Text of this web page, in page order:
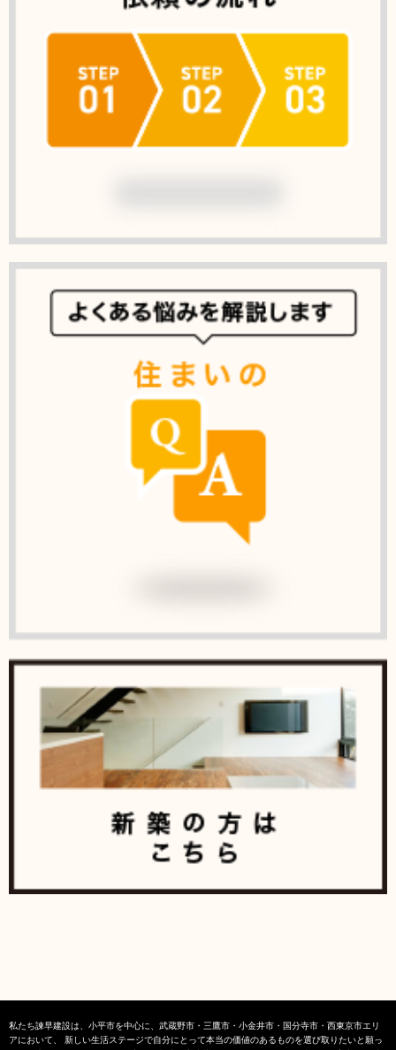
私たち諫早建設は、小平市を中心に、武蔵野市・三鷹市・小金井市・国分寺市・西東京市エリ
アにおいて、 新しい生活ステージで自分にとって本当の価値のあるものを選び取りたいと願っ